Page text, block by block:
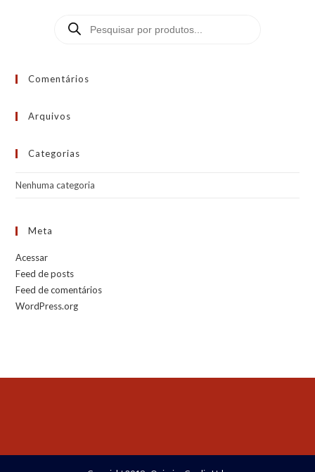
Comentários
Arquivos
Categorias
Nenhuma categoria
Meta
Acessar
Feed de posts
Feed de comentários
WordPress.org